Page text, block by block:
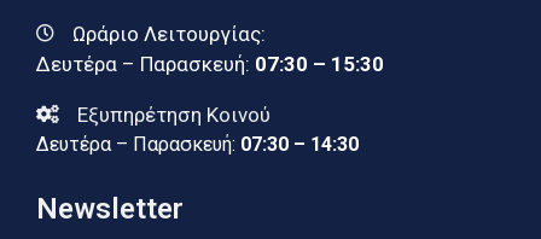
Ωράριο Λειτουργίας:
Δευτέρα – Παρασκευή: 07:30 – 15:30
Εξυπηρέτηση Κοινού
Δευτέρα – Παρασκευή: 07:30 – 14:30
Newsletter